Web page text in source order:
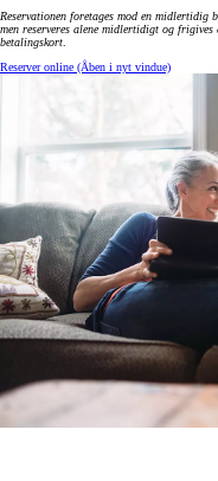
Reservationen foretages mod en midlertidig
men reserveres alene midlertidigt og
betalingskort.
Reserver online (Åben i nyt vindue)